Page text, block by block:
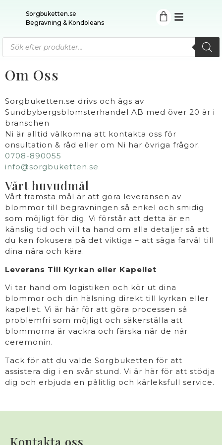
Sorgbuketten.se
Begravning & Kondoleans
Om Oss
Sorgbuketten.se drivs och ägs av
Sundbybergsblomsterhandel AB med över 20 år i
branschen
Ni är alltid välkomna att kontakta oss för
onsultation & råd eller om Ni har övriga frågor.
0708-890055
info@sorgbuketten.se
Vårt huvudmål
Vårt främsta mål är att göra leveransen av
blommor till begravningen så enkel och smidig
som möjligt för dig. Vi förstår att detta är en
känslig tid och vill ta hand om alla detaljer så att
du kan fokusera på det viktiga – att säga farväl till
dina nära och kära.
Leverans Till Kyrkan eller Kapellet
Vi tar hand om logistiken och kör ut dina
blommor och din hälsning direkt till kyrkan eller
kapellet. Vi är här för att göra processen så
problemfri som möjligt och säkerställa att
blommorna är vackra och färska när de når
ceremonin.
Tack för att du valde Sorgbuketten för att
assistera dig i en svår stund. Vi är här för att stödja
dig och erbjuda en pålitlig och kärleksfull service.
Kontakta oss